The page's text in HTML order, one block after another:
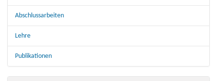
Abschlussarbeiten
Lehre
Publikationen